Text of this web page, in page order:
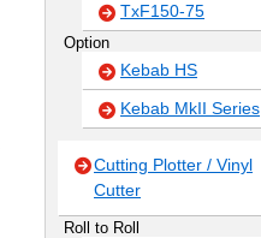
TxF150-75
Option
Kebab HS
Kebab MkII Series
Cutting Plotter / Vinyl
Cutter
Roll to Roll